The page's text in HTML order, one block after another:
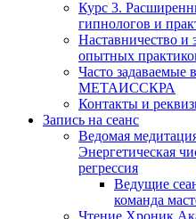
Курс 3.
гипнологов и
Наставничество и
опытных
Часто задаваемые
МЕТАИССКРА
Контакты и
Запись на сеанс
Ведомая
Энергетическая
регрессия
Ведущие
команда
Чтение Хроник